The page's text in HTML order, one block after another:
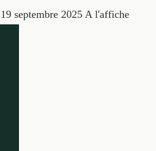
19 septembre 2025 A l'affiche